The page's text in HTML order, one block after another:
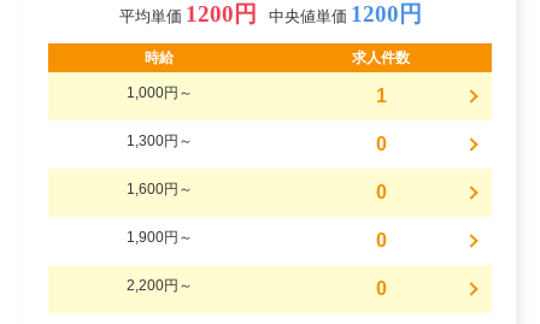
平均単価 1200円 中央値単価 1200円
時給 求人件数
1,000円～ 1
1,300円～ 0
1,600円～ 0
1,900円～ 0
2,200円～ 0